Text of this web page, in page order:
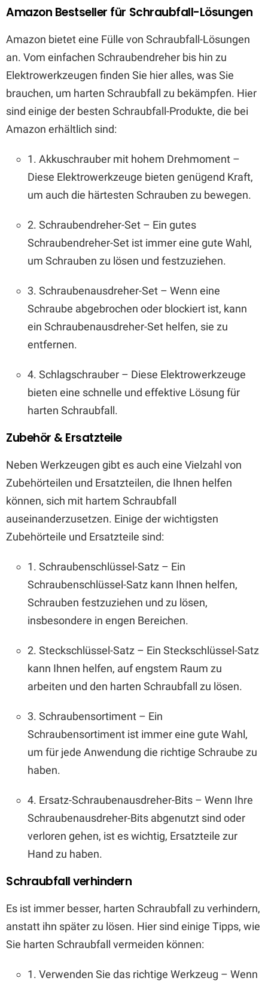
Amazon Bestseller für Schraubfall-Lösungen
Amazon bietet eine Fülle von Schraubfall-Lösungen
an. Vom einfachen Schraubendreher bis hin zu
Elektrowerkzeugen finden Sie hier alles, was Sie
brauchen, um harten Schraubfall zu bekämpfen. Hier
sind einige der besten Schraubfall-Produkte, die bei
Amazon erhältlich sind:
1. Akkuschrauber mit hohem Drehmoment –
Diese Elektrowerkzeuge bieten genügend Kraft,
um auch die härtesten Schrauben zu bewegen.
2. Schraubendreher-Set – Ein gutes
Schraubendreher-Set ist immer eine gute Wahl,
um Schrauben zu lösen und festzuziehen.
3. Schraubenausdreher-Set – Wenn eine
Schraube abgebrochen oder blockiert ist, kann
ein Schraubenausdreher-Set helfen, sie zu
entfernen.
4. Schlagschrauber – Diese Elektrowerkzeuge
bieten eine schnelle und effektive Lösung für
harten Schraubfall.
Zubehör & Ersatzteile
Neben Werkzeugen gibt es auch eine Vielzahl von
Zubehörteilen und Ersatzteilen, die Ihnen helfen
können, sich mit hartem Schraubfall
auseinanderzusetzen. Einige der wichtigsten
Zubehörteile und Ersatzteile sind:
1. Schraubenschlüssel-Satz – Ein
Schraubenschlüssel-Satz kann Ihnen helfen,
Schrauben festzuziehen und zu lösen,
insbesondere in engen Bereichen.
2. Steckschlüssel-Satz – Ein Steckschlüssel-Satz
kann Ihnen helfen, auf engstem Raum zu
arbeiten und den harten Schraubfall zu lösen.
3. Schraubensortiment – Ein
Schraubensortiment ist immer eine gute Wahl,
um für jede Anwendung die richtige Schraube zu
haben.
4. Ersatz-Schraubenausdreher-Bits – Wenn Ihre
Schraubenausdreher-Bits abgenutzt sind oder
verloren gehen, ist es wichtig, Ersatzteile zur
Hand zu haben.
Schraubfall verhindern
Es ist immer besser, harten Schraubfall zu verhindern,
anstatt ihn später zu lösen. Hier sind einige Tipps, wie
Sie harten Schraubfall vermeiden können:
1. Verwenden Sie das richtige Werkzeug – Wenn